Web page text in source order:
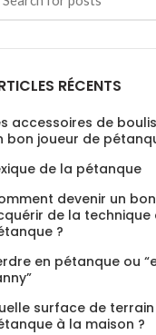
RÉCENTS
accessoires de
bon joueur de
de la pétanque
devenir un
de la technique
?
en pétanque ou
surface de
à la maison ?